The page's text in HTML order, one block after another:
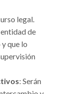
legal.
de
que lo
: Serán